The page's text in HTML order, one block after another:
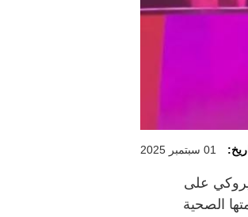
01 سبتمبر 2025
على
الصحية